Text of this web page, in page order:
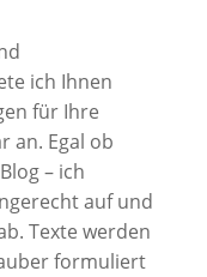
ich Ihnen
für Ihre
an. Egal ob
– ich
auf und
Texte werden
formuliert